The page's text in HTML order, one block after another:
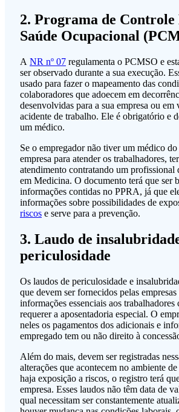
2. Programa de Controle
Saúde Ocupacional
A NR nº 07 regulamenta o PCMSO e
ser observado durante a sua execução.
usado para fazer o mapeamento das
colaboradores que adoecem em
desenvolvidas para a sua empresa ou em
acidente de trabalho. Ele é obrigatório e
um médico.
Se o empregador não tiver um médico
empresa para atender os trabalhadores,
atendimento contratando um profissional
em Medicina. O documento terá que ser
informações contidas no PPRA, já que
informações sobre possibilidades de
riscos e serve para a prevenção.
3. Laudo de
periculosidade
Os laudos de periculosidade e
que devem ser fornecidos pelas
informações essenciais aos
requerer a aposentadoria especial. O
neles os pagamentos dos adicionais e
empregado tem ou não direito à
Além do mais, devem ser registradas
alterações que acontecem no ambiente
haja exposição a riscos, o registro terá
empresa. Esses laudos não têm data de
qual necessitam ser constantemente